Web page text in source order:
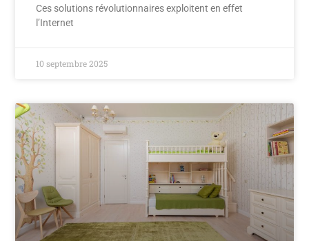
Ces solutions révolutionnaires exploitent en effet
l’Internet
10 septembre 2025